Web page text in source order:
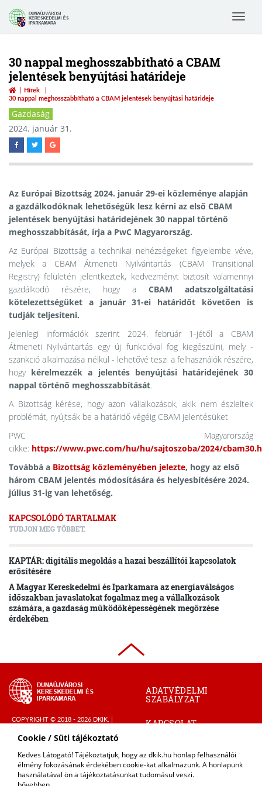
Cookie / Süti tájékoztató
Kedves Látogató! Tájékoztatjuk, hogy az dkik.hu honlap felhasználói
élmény fokozásának érdekében cookie-kat alkalmazunk. A honlapunk
használatával ön a tájékoztatásunkat tudomásul veszi.
Toggle
30 nappal meghosszabbítható a CBAM
jelentések benyújtási határideje
Hírek
30 nappal meghosszabbítható a CBAM jelentések benyújtási határideje
Gazdaság
2024. január 31.
Az Európai Bizottság 2024. január 29-ei közleménye alapján
a gazdálkodóknak lehetőségük lesz kérni az első CBAM
jelentések benyújtási határidejének 30 nappal történő
meghosszabbítását, írja a PwC Magyarország.
Az Európai Bizottság a technikai nehézségeket figyelembe véve,
melyek a CBAM Átmeneti Nyilvántartás (CBAM Transitional
Registry) felületén jelentkeztek, kedvezményt biztosít valamennyi
gazdálkodó részére, hogy a CBAM adatszolgáltatási
kötelezettségüket a január 31-ei határidőt követően is
tudják teljesíteni.
Jelenlegi információk szerint 2024. február 1-jétől a CBAM
Átmeneti Nyilvántartás egy új funkcióval fog kiegészülni, mely -
szankció alkalmazása nélkül - lehetővé teszi a felhasználók részére,
hogy kérelmezzék a jelentés benyújtási határidejének 30
nappal történő meghosszabbítását.
A Bizottság kérése, hogy azon vállalkozások, akik nem észleltek
problémát, nyújtsák be a határidő végéig CBAM jelentésüket
PWC Magyarország
cikke: https://www.pwc.com/hu/hu/sajtoszoba/2024/
Továbbá a Bizottság közleményében jelezte, hogy az első
három CBAM jelentés módosítására és helyesbítésére 2024.
július 31-ig van lehetőség.
KAPCSOLÓDÓ TARTALMAK
TUDJON MEG TÖBBET.
KAPTÁR: digitális megoldás a hazai beszállítói kapcsolatok
erősítésére
A Magyar Kereskedelmi és Iparkamara az energiaválságos
időszakban javaslatokat fogalmaz meg a vállalkozások
számára, a gazdaság működőképességének megőrzése
érdekében
COPYRIGHT © 2018 - 2026 DKIK. |
POWERED BY POSITIVE ADAMSKY
ADATVÉDELMI
SZABÁLYZAT
KAPCSOLAT